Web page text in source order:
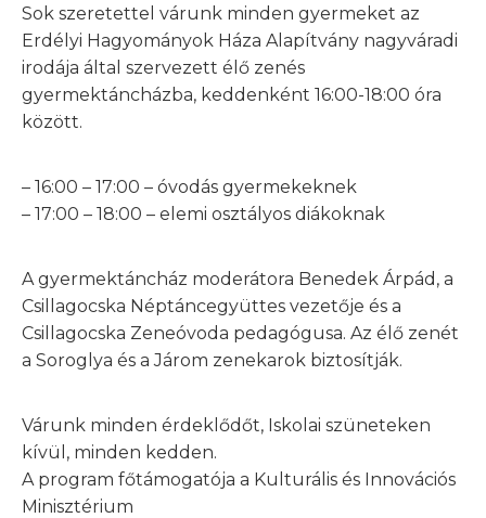
Sok szeretettel várunk minden gyermeket az
Erdélyi Hagyományok Háza Alapítvány nagyváradi
irodája által szervezett élő zenés
gyermektáncházba, keddenként 16:00-18:00 óra
között.
– 16:00 – 17:00 – óvodás gyermekeknek
– 17:00 – 18:00 – elemi osztályos diákoknak
A gyermektáncház moderátora Benedek Árpád, a
Csillagocska Néptáncegyüttes vezetője és a
Csillagocska Zeneóvoda pedagógusa. Az élő zenét
a Soroglya és a Járom zenekarok biztosítják.
Várunk minden érdeklődőt, Iskolai szüneteken
kívül, minden kedden.
A program főtámogatója a Kulturális és Innovációs
Minisztérium